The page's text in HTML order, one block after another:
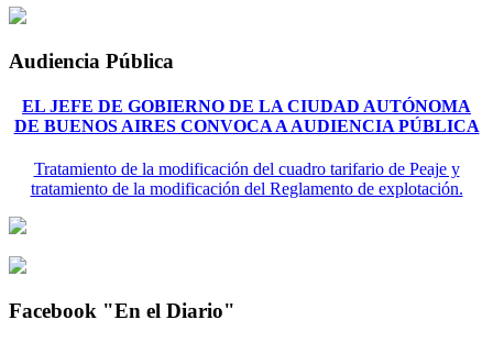
Audiencia Pública
EL JEFE DE GOBIERNO DE LA CIUDAD AUTÓNOMA
DE BUENOS AIRES CONVOCA A AUDIENCIA PÚBLICA
Tratamiento de la modificación del cuadro tarifario de Peaje y
tratamiento de la modificación del Reglamento de explotación.
Facebook "En el Diario"